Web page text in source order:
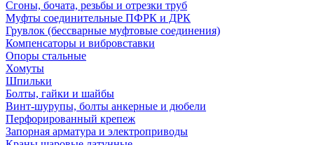
Сгоны, бочата, резьбы и отрезки труб
Муфты соединительные ПФРК и ДРК
Грувлок (бессварные муфтовые соединения)
Компенсаторы и вибровставки
Опоры стальные
Хомуты
Шпильки
Болты, гайки и шайбы
Винт-шурупы, болты анкерные и дюбели
Перфорированный крепеж
Запорная арматура и электроприводы